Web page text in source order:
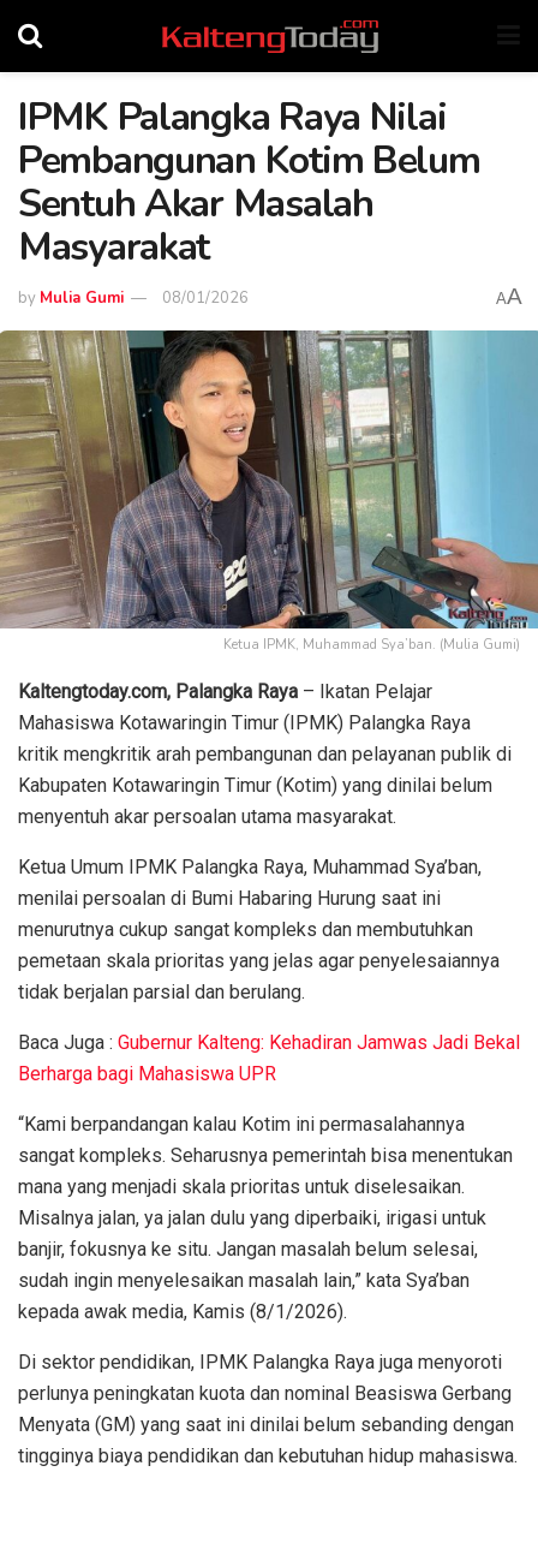
IPMK Palangka Raya Nilai
Pembangunan Kotim Belum
Sentuh Akar Masalah
Masyarakat
by Mulia Gumi 08/01/2026 AA
Ketua IPMK, Muhammad Sya’ban. (Mulia Gumi)
Kaltengtoday.com, Palangka Raya – Ikatan Pelajar
Mahasiswa Kotawaringin Timur (IPMK) Palangka Raya
kritik mengkritik arah pembangunan dan pelayanan publik di
Kabupaten Kotawaringin Timur (Kotim) yang dinilai belum
menyentuh akar persoalan utama masyarakat.
Ketua Umum IPMK Palangka Raya, Muhammad Sya’ban,
menilai persoalan di Bumi Habaring Hurung saat ini
menurutnya cukup sangat kompleks dan membutuhkan
pemetaan skala prioritas yang jelas agar penyelesaiannya
tidak berjalan parsial dan berulang.
Baca Juga : Gubernur Kalteng: Kehadiran Jamwas Jadi Bekal
Berharga bagi Mahasiswa UPR
“Kami berpandangan kalau Kotim ini permasalahannya
sangat kompleks. Seharusnya pemerintah bisa menentukan
mana yang menjadi skala prioritas untuk diselesaikan.
Misalnya jalan, ya jalan dulu yang diperbaiki, irigasi untuk
banjir, fokusnya ke situ. Jangan masalah belum selesai,
sudah ingin menyelesaikan masalah lain,” kata Sya’ban
kepada awak media, Kamis (8/1/2026).
Di sektor pendidikan, IPMK Palangka Raya juga menyoroti
perlunya peningkatan kuota dan nominal Beasiswa Gerbang
Menyata (GM) yang saat ini dinilai belum sebanding dengan
tingginya biaya pendidikan dan kebutuhan hidup mahasiswa.